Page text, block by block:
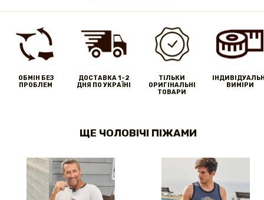
ОБМІН БЕЗ
ПРОБЛЕМ
ДОСТАВКА 1-2
ДНЯ ПО УКРАЇНІ
ТІЛЬКИ
ОРИГІНАЛЬНІ
ТОВАРИ
ВИМІРИ
ЩЕ ЧОЛОВІЧІ ПІЖАМИ